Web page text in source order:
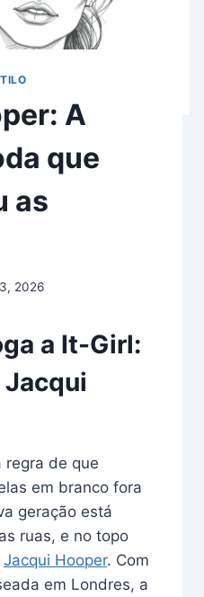
A
que
as
2026
a It-Girl:
Jacqui
regra de que
em branco fora
geração está
ruas, e no topo
Jacqui Hooper. Com
em Londres, a